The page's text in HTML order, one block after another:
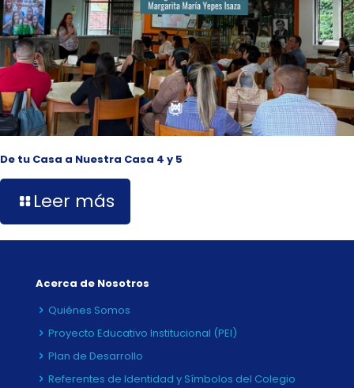
De tu Casa a Nuestra Casa 4 y 5
Leer más
Acerca de Nosotros
Quiénes Somos
Proyecto Educativo Institucional (PEI)
Plan de Desarrollo
Referentes de Identidad y Símbolos del Colegio